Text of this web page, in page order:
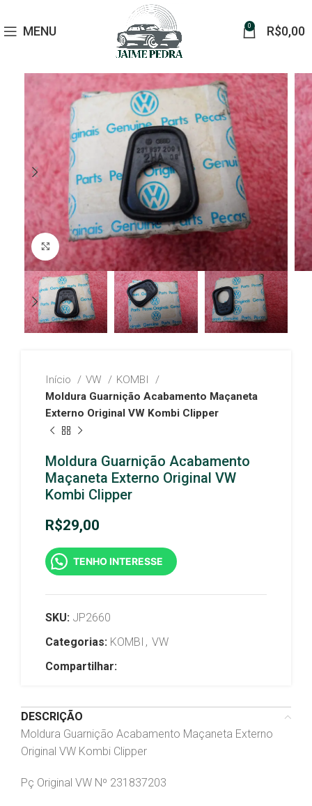
MENU 0 R$0,00
Click to enlarge
Início VW
KOMBI
Moldura Guarnição Acabamento Maçaneta
Externo Original VW Kombi Clipper
Moldura Guarnição Acabamento
Maçaneta Externo Original VW
Kombi Clipper
R$29,00
TENHO INTERESSE
SKU: JP2660
Categorias: KOMBI , VW
Compartilhar:
DESCRIÇÃO
Moldura Guarnição Acabamento Maçaneta Externo
Original VW Kombi Clipper
Pç Original VW Nº 231837203